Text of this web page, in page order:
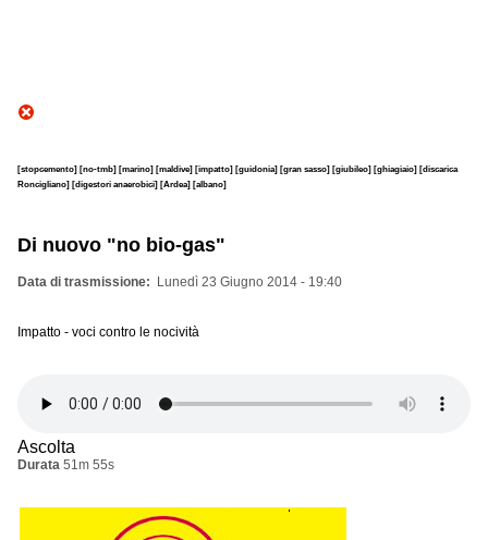
[stopcemento] [no-tmb] [marino] [maldive] [impatto] [guidonia] [gran sasso] [giubileo] [ghiagiaio] [discarica
Roncigliano] [digestori anaerobici] [Ardea] [albano]
Di nuovo "no bio-gas"
Data di trasmissione Lunedì 23 Giugno 2014 - 19:40
Impatto - voci contro le nocività
Ascolta
Durata 51m 55s